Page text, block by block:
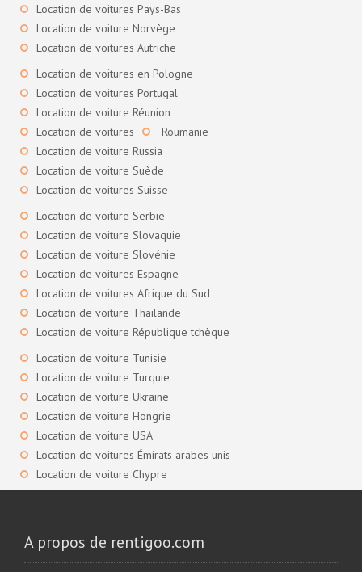
Location de voitures Pays-Bas
Location de voiture Norvège
Location de voitures Autriche
Location de voitures en Pologne
Location de voitures Portugal
Location de voiture Réunion
Location de voitures
Roumanie
Location de voiture Russia
Location de voiture Suède
Location de voitures Suisse
Location de voiture Serbie
Location de voiture Slovaquie
Location de voiture Slovénie
Location de voitures Espagne
Location de voitures Afrique du Sud
Location de voiture Thaïlande
Location de voiture République tchèque
Location de voiture Tunisie
Location de voiture Turquie
Location de voiture Ukraine
Location de voiture Hongrie
Location de voiture USA
Location de voitures Émirats arabes unis
Location de voiture Chypre
A propos de rentigoo.com